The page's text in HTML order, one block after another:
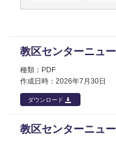
教区センターニュ
PDF
2026年7月30日
ダウンロード
教区センターニュ